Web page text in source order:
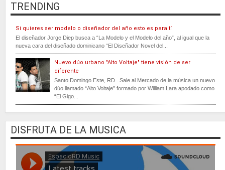
TRENDING
Si quieres ser modelo o diseñador del año esto es para tí
El diseñador Jorge Diep busca a “La Modelo y el Modelo del año”, al igual que la
nueva cara del diseñado dominicano “El Diseñador Novel del...
Nuevo dúo urbano "Alto Voltaje" tiene visión de ser
diferente
Santo Domingo Este, RD . Sale al Mercado de la música un nuevo
dúo llamado “Alto Voltaje” formado por William Lara apodado como
“El Gigo...
DISFRUTA DE LA MUSICA